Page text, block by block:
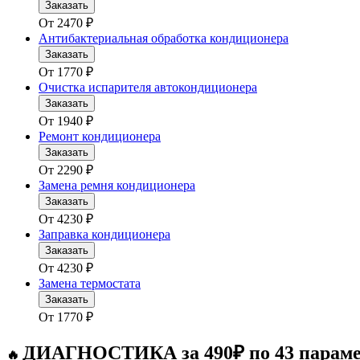
Заказать
От 2470 ₽
Антибактериальная обработка кондиционера
Заказать
От 1770 ₽
Очистка испарителя автокондиционера
Заказать
От 1940 ₽
Ремонт кондиционера
Заказать
От 2290 ₽
Замена ремня кондиционера
Заказать
От 4230 ₽
Заправка кондиционера
Заказать
От 4230 ₽
Замена термостата
Заказать
От 1770 ₽
🔥 ДИАГНОСТИКА за 490₽ по 43